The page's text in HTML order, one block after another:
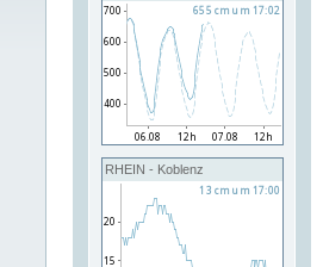
RHEIN - Koblenz